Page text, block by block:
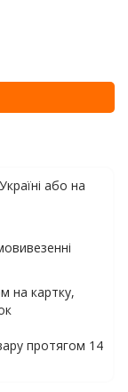
або на
на картку,
протягом 14